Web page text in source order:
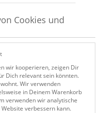
Cookies und
wir kooperieren, zeigen Dir
Dich relevant sein könnten.
Wir verwenden
in Deinem Warenkorb
verwenden wir analytische
verbessern kann.